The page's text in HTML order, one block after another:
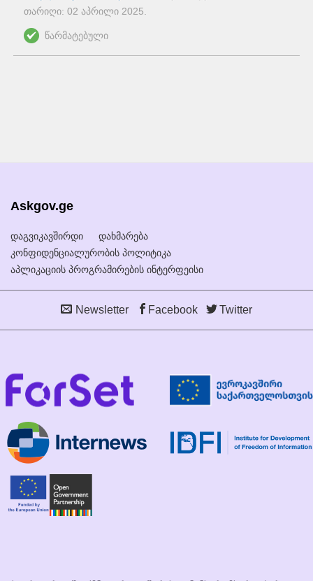
თარიღი: 02 აპრილი 2025
წარმატებული
Askgov.ge
დაგვიკავშირდი
დახმარება
კონფიდენციალურობის პოლიტიკა
აპლიკაციის პროგრამირების ინტერფეისი
Newsletter Facebook Twitter